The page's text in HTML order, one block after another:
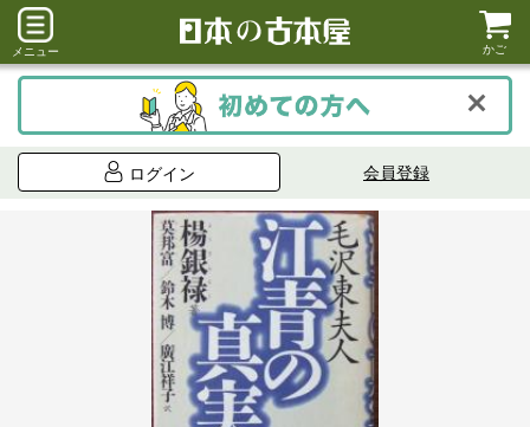
メニュー かご
ログイン 会員登録